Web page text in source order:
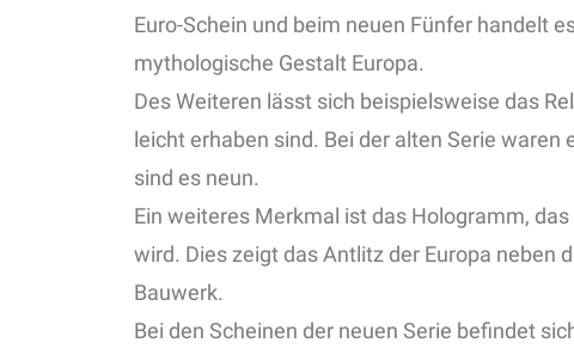
Euro-Schein und beim neuen Fünfer handelt
mythologische Gestalt Europa.
Des Weiteren lässt sich beispielsweise das
leicht erhaben sind. Bei der alten Serie waren
sind es neun.
Ein weiteres Merkmal ist das Hologramm,
wird. Dies zeigt das Antlitz der Europa neben
Bauwerk.
Bei den Scheinen der neuen Serie befindet